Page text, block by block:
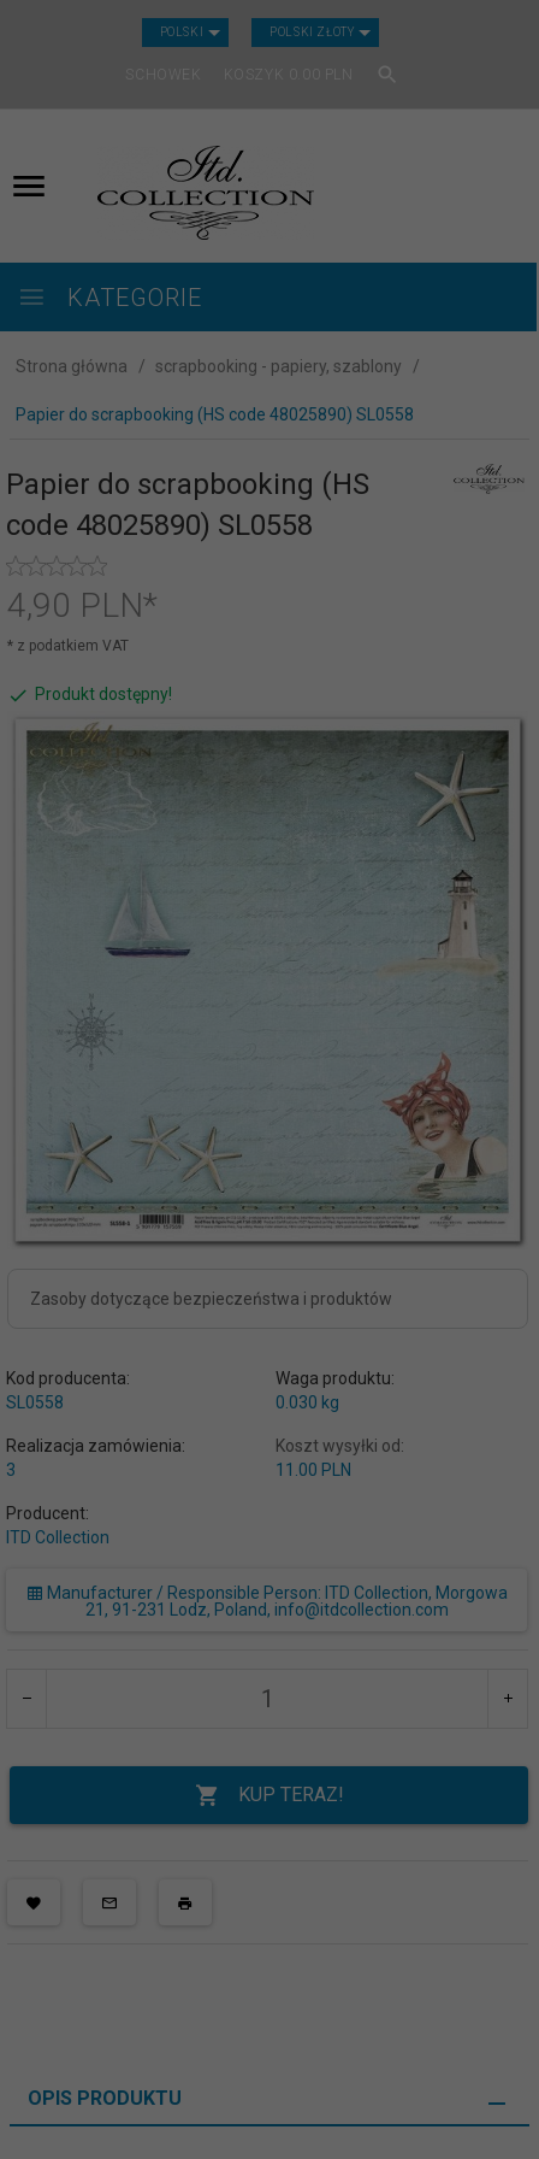
POLSKI CURRENCY_H
POLSKI ZŁOTY
SCHOWEK KOSZYK
KATEGORIE
Strona główna scrapbooking - papiery, szablony
Papier do scrapbooking (HS code 48025890) SL0558
Papier do scrapbooking (HS
code 48025890) SL0558
4,90 PLN*
* z podatkiem VAT
Produkt dostępny!
Zasoby dotyczące bezpieczeństwa i produktów
Kod producenta:
SL0558
Waga produktu:
0.030 kg
Realizacja zamówienia:
3
Koszt wysyłki od:
11.00 PLN
Producent:
ITD Collection
Manufacturer / Responsible Person: ITD Collection, Morgowa
21, 91-231 Lodz, Poland, info@itdcollection.com
KUP TERAZ!
OPIS PRODUKTU